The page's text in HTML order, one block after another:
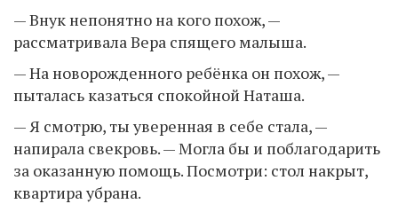
— Внук непонятно на кого похож, —
рассматривала Вера спящего малыша.
— На новорожденного ребёнка он похож, —
пыталась казаться спокойной Наташа.
— Я смотрю, ты уверенная в себе стала, —
напирала свекровь. — Могла бы и поблагодарить
за оказанную помощь. Посмотри: стол накрыт,
квартира убрана.